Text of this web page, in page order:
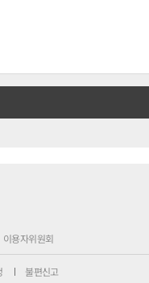
이용자위원회
불편신고